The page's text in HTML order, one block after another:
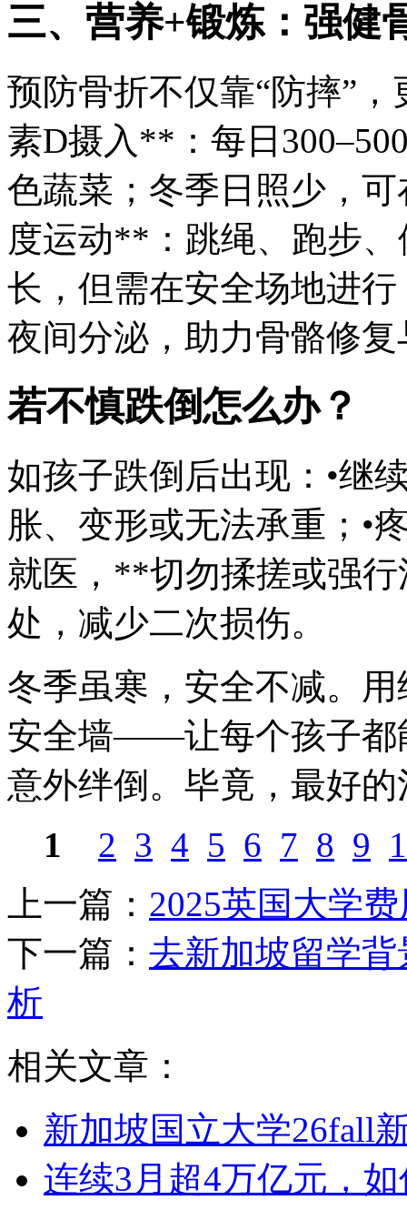
三、营养+锻炼：强健
预防骨折不仅靠“防摔”
素D摄入**：每日
色蔬菜；冬季日照少，
度运动**：跳绳、跑步
长，但需在安全场地进
夜间分泌，助力骨骼修
若不慎跌倒怎么办？
如孩子跌倒后出现：•继
胀、变形或无法承重；•
就医，**切勿揉搓或强
处，减少二次损伤。
冬季虽寒，安全不减。
安全墙——让每个孩子都
意外绊倒。毕竟，最好
1
2 3 4 5 6 7 8 9
上一篇： 2025英国大学
下一篇： 去新加坡留学
析
相关文章：
新加坡国立大学26fall
连续3月超4万亿元，